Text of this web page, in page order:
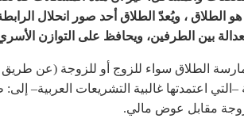
هو الطلاق ، ويُعدّ الطلاق أحد صور انحلال
بين الطرفين، ويحافظ على التوازن
الطلاق سواء للزوج أو للزوجة (عن
–التي اعتمدتها غالبية التشريعات العربية–
مقابل عوض مالي.